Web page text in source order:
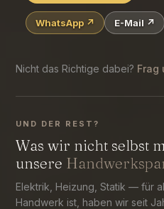
Möbel neu beziehen (Sofa/
Eck- & Sitzbänke
Stoff-
WhatsApp ↗ E-Mail ↗
Nicht das Richtige dabei? Frag
UND DER REST?
Was wir nicht selbst
unsere
Elektrik, Heizung, Statik — für
Handwerk ist, haben wir seit